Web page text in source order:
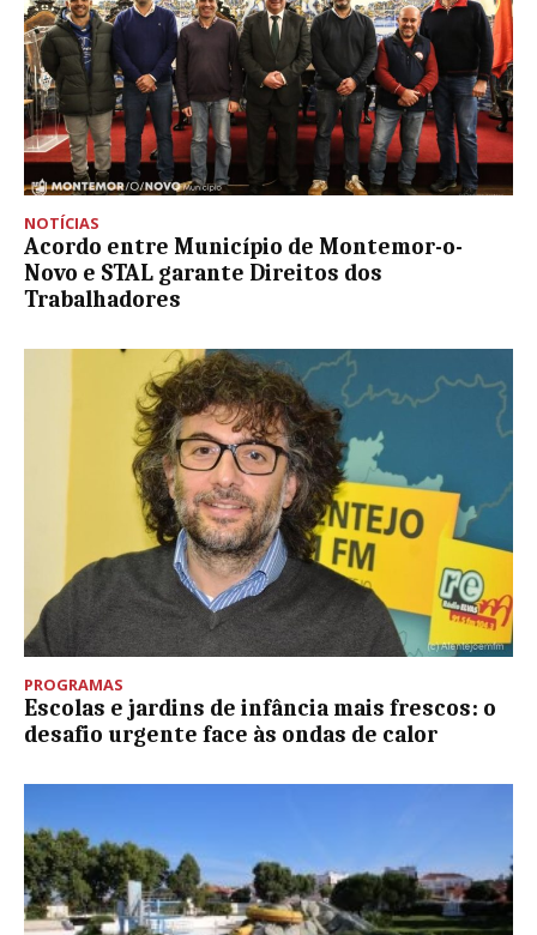
NOTÍCIAS
Acordo entre Município de Montemor-o-
Novo e STAL garante Direitos dos
Trabalhadores
PROGRAMAS
Escolas e jardins de infância mais frescos: o
desafio urgente face às ondas de calor